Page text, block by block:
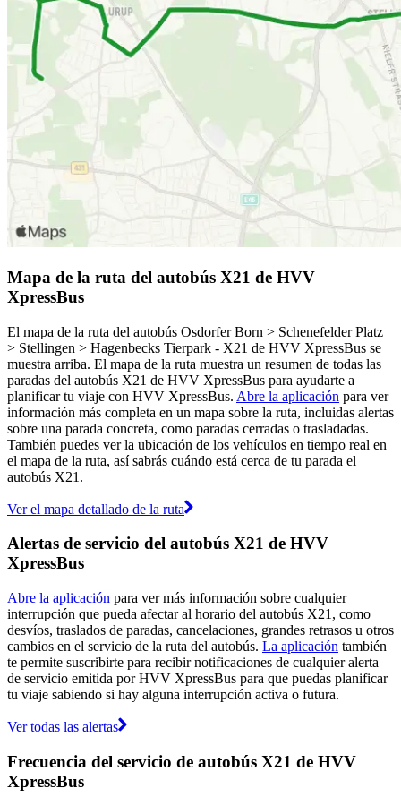
Mapa de la ruta del autobús X21 de HVV
XpressBus
El mapa de la ruta del autobús Osdorfer Born > Schenefelder Platz
> Stellingen > Hagenbecks Tierpark - X21 de HVV XpressBus se
muestra arriba. El mapa de la ruta muestra un resumen de todas las
paradas del autobús X21 de HVV XpressBus para ayudarte a
planificar tu viaje con HVV XpressBus. Abre la aplicación para ver
información más completa en un mapa sobre la ruta, incluidas alertas
sobre una parada concreta, como paradas cerradas o trasladadas.
También puedes ver la ubicación de los vehículos en tiempo real en
el mapa de la ruta, así sabrás cuándo está cerca de tu parada el
autobús X21.
Ver el mapa detallado de la ruta
Alertas de servicio del autobús X21 de HVV
XpressBus
Abre la aplicación para ver más información sobre cualquier
interrupción que pueda afectar al horario del autobús X21, como
desvíos, traslados de paradas, cancelaciones, grandes retrasos u otros
cambios en el servicio de la ruta del autobús. La aplicación también
te permite suscribirte para recibir notificaciones de cualquier alerta
de servicio emitida por HVV XpressBus para que puedas planificar
tu viaje sabiendo si hay alguna interrupción activa o futura.
Ver todas las alertas
Frecuencia del servicio de autobús X21 de HVV
XpressBus